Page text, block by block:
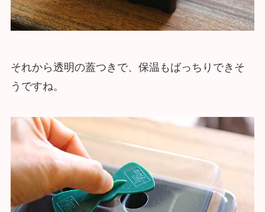
それから透明の蓋つきで、保温もばっちりできそ
うですね。